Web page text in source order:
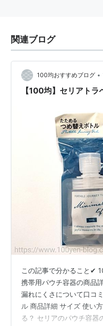
関連ブログ
100均おすすめブログ •
【100均】セリアト
この記事で分かること✔
携帯用パウチ容器の商品
漏れにくさについて口コ
ル 商品詳細 サイズ 使い
る？ セリアのパウチ容器